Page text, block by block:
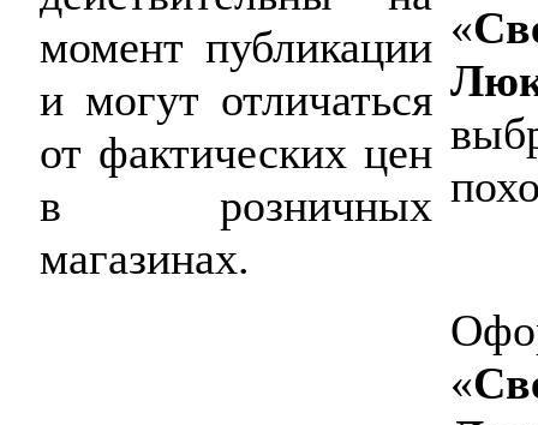
момент публикации
и могут отличаться
от фактических цен
в розничных
магазинах.
«
«